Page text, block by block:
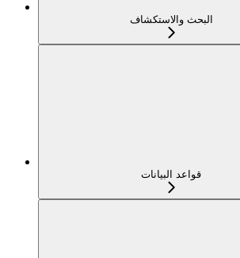
البحث والاستكشاف
قواعد البيانات